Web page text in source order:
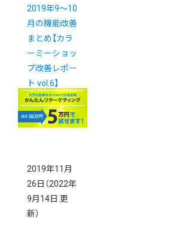
2019年9～10
月の機能改善
まとめ【カラ
ーミーショッ
プ改善レポー
ト vol.6】
2019年11月
26日 （2022年
9月14日 更
新）